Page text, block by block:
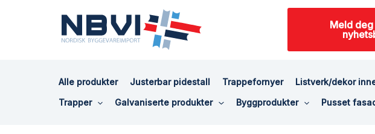
Meld
Alle produkter Justerbar pidestall Trappefornyer Listverk/dekor
Trapper
Galvaniserte produkter Byggprodukter Pusset